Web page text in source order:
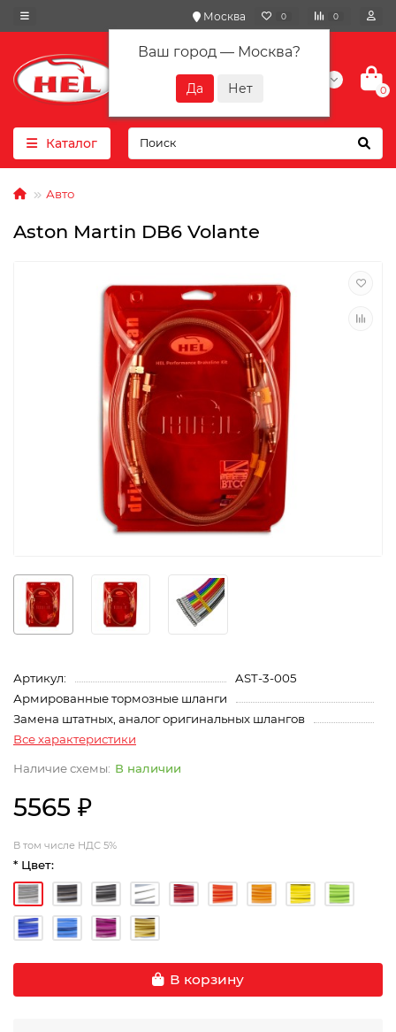
Москва
Ваш город — Москва?
0 0
+7(901) 417-10-01
0
Каталог
Авто
Aston Martin DB6 Volante
Артикул:
AST-3-005
Армированные тормозные шланги
Замена штатных, аналог оригинальных шлангов
Все характеристики
В наличии
5565 ₽
В том числе НДС 5%
* Цвет:
В корзину